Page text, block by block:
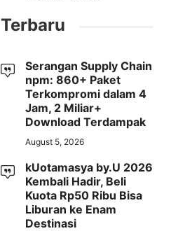
Terbaru
Serangan Supply Chain
npm: 860+ Paket
Terkompromi dalam 4
Jam, 2 Miliar+
Download Terdampak
August 5, 2026
kUotamasya by.U 2026
Kembali Hadir, Beli
Kuota Rp50 Ribu Bisa
Liburan ke Enam
Destinasi